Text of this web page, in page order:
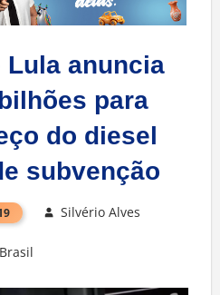
Lula anuncia
para
do diesel
subvenção
Silvério Alves
Brasil